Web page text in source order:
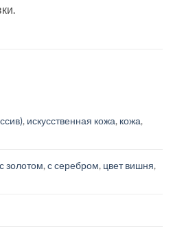
, искусственная кожа, кожа,
с золотом,с серебром, цвет вишня,